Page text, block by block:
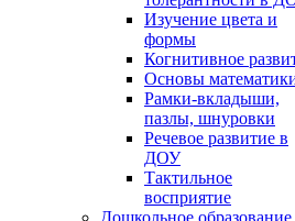
Изучение цвета и
формы
Когнитивное
Основы
Рамки-вкладыши,
пазлы, шнуровки
Речевое развитие в
ДОУ
Тактильное
восприятие
Дошкольное образование